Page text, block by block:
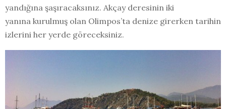
yandığına şaşıracaksınız. Akçay deresinin iki
yanına kurulmuş olan Olimpos’ta denize girerken tarihin
izlerini her yerde göreceksiniz.